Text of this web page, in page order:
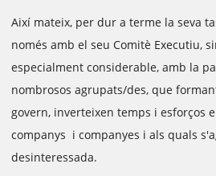
Així mateix, per dur a terme la seva
només amb el seu Comitè Executiu,
especialment considerable, amb la
nombrosos agrupats/des, que
govern, inverteixen temps i esforços
companys i companyes i als quals
desinteressada.